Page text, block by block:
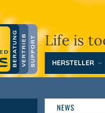
Life is
HERSTELLER
NEWS